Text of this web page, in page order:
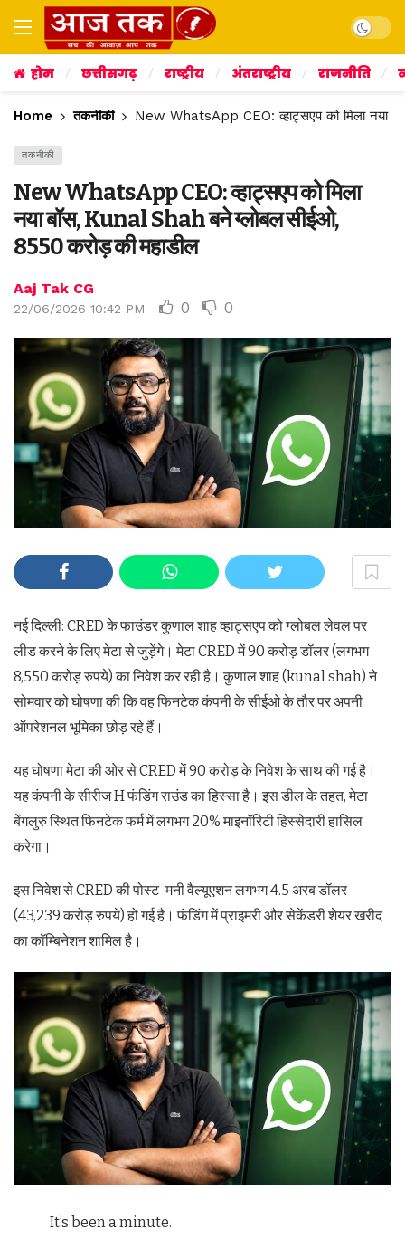
Dark
होम छत्तीसगढ़ राष्ट्रीय अंतराष्ट्रीय राजनीति
Home तकनीकी New WhatsApp CEO: व्‍हाट्सएप को मिला नया
तकनीकी
New WhatsApp CEO: व्‍हाट्सएप को मिला
नया बॉस, Kunal Shah बने ग्‍लोबल सीईओ,
8550 करोड़ की महाडील
Aaj Tak CG
22/06/2026 10:42 PM 0 0
नई दिल्ली: CRED के फाउंडर कुणाल शाह व्‍हाट्सएप को ग्लोबल लेवल पर
लीड करने के लिए मेटा से जुड़ेंगे। मेटा CRED में 90 करोड़ डॉलर (लगभग
8,550 करोड़ रुपये) का निवेश कर रही है। कुणाल शाह (kunal shah) ने
सोमवार को घोषणा की कि वह फिनटेक कंपनी के सीईओ के तौर पर अपनी
ऑपरेशनल भूमिका छोड़ रहे हैं।
यह घोषणा मेटा की ओर से CRED में 90 करोड़ के निवेश के साथ की गई है।
यह कंपनी के सीरीज H फंडिंग राउंड का हिस्सा है। इस डील के तहत, मेटा
बेंगलुरु स्थित फिनटेक फर्म में लगभग 20% माइनॉरिटी हिस्सेदारी हासिल
करेगा।
इस निवेश से CRED की पोस्ट-मनी वैल्यूएशन लगभग 4.5 अरब डॉलर
(43,239 करोड़ रुपये) हो गई है। फंडिंग में प्राइमरी और सेकेंडरी शेयर खरीद
का कॉम्बिनेशन शामिल है।
It’s been a minute.